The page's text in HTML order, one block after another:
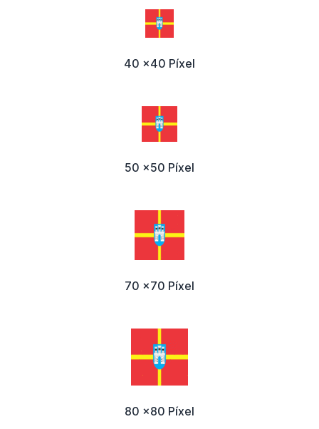
40 x40 Píxel
50 x50 Píxel
70 x70 Píxel
80 x80 Píxel